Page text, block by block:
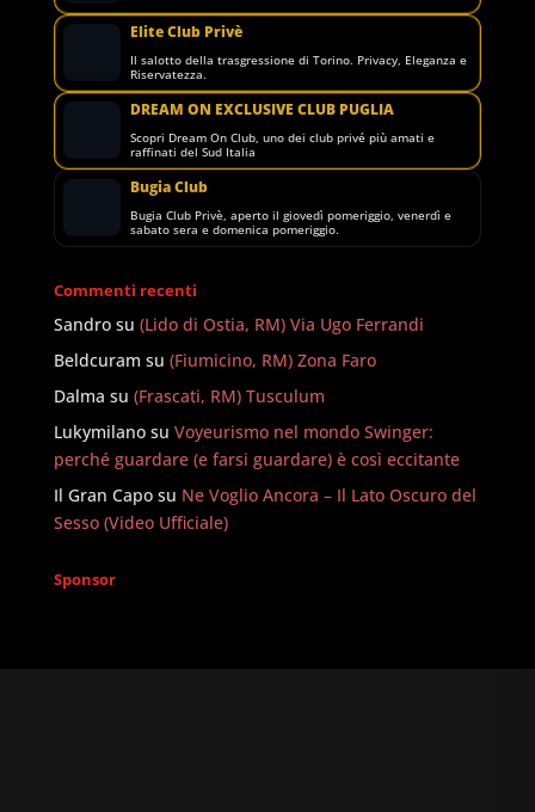
Elite Club Privè
Il salotto della trasgressione di Torino. Privacy, Eleganza e
Riservatezza.
DREAM ON EXCLUSIVE CLUB PUGLIA
Scopri Dream On Club, uno dei club privé più amati e
raffinati del Sud Italia
Bugia Club
Bugia Club Privè, aperto il giovedì pomeriggio, venerdì e
sabato sera e domenica pomeriggio.
Commenti recenti
Sandrosu (Lido di Ostia, RM) Via Ugo Ferrandi
Beldcuram su (Fiumicino, RM) Zona Faro
Dalma su (Frascati, RM) Tusculum
Lukymilanosu Voyeurismo nel mondo Swinger:
perché guardare (e farsi guardare) è così eccitante
Il Gran Caposu Ne Voglio Ancora – Il Lato Oscuro del
Sesso (Video Ufficiale)
Sponsor